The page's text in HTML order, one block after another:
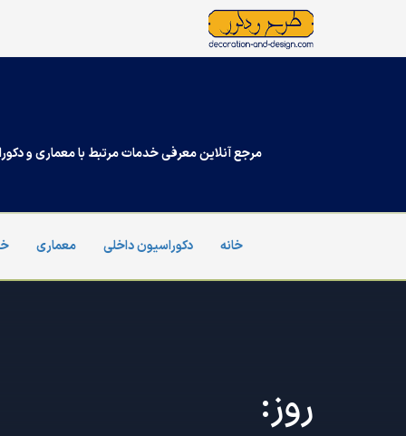
مرجع آنلاین معرفی خدمات مرتبط با معماری و
خانه دکوراسیون داخلی معماری
روز: